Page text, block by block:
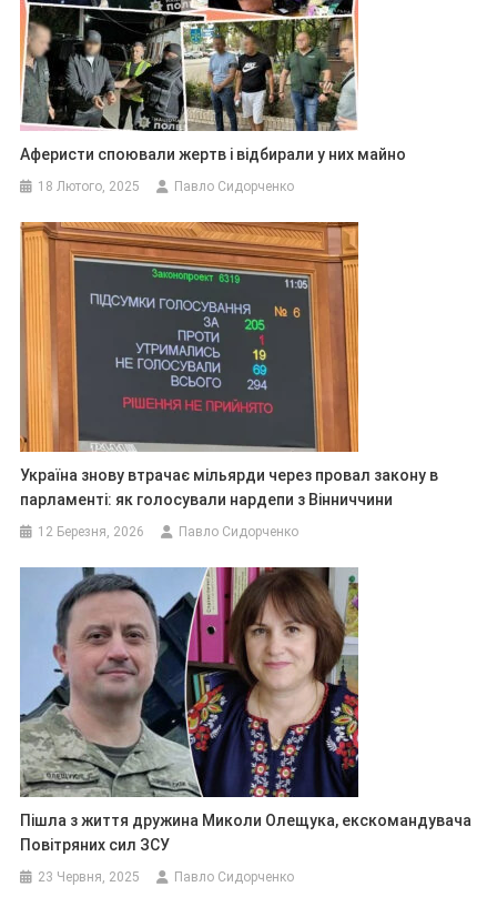
Аферисти споювали жертв і відбирали у них майно
18 Лютого, 2025 Павло Сидорченко
Україна знову втрачає мільярди через провал закону в
парламенті: як голосували нардепи з Вінниччини
12 Березня, 2026 Павло Сидорченко
Пішла з життя дружина Миколи Олещука, екскомандувача
Повітряних сил ЗСУ
23 Червня, 2025 Павло Сидорченко